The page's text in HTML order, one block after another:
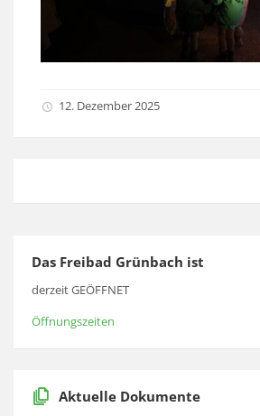
12. Dezember 2025
Das Freibad Grünbach ist
derzeit GEÖFFNET
Öffnungszeiten
Aktuelle Dokumente